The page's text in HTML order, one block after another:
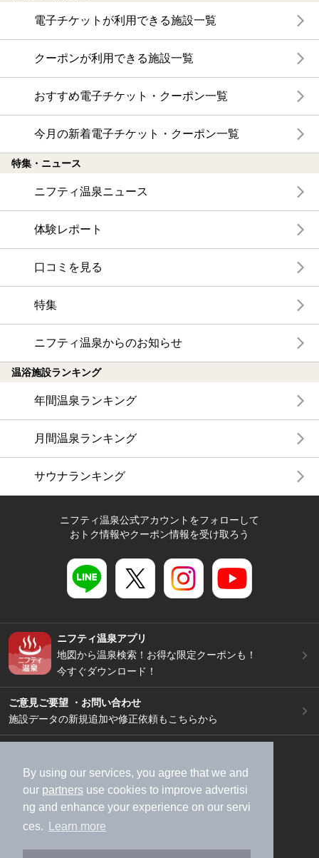
By using our services, you agree that we and
our partners use cookies to improve advertisi
ng and enhance your experience on our servi
ces.
Learn more
電子チケットが利用できる施設一覧
クーポンが利用できる施設一覧
おすすめ電子チケット・クーポン一覧
今月の新着電子チケット・クーポン一覧
特集・ニュース
ニフティ温泉ニュース
体験レポート
口コミを見る
特集
ニフティ温泉からのお知らせ
温浴施設ランキング
年間温泉ランキング
月間温泉ランキング
サウナランキング
ニフティ温泉公式アカウントをフォローして
おトク情報やクーポン情報を受け取ろう
ニフティ温泉アプリ
地図から温泉検索！お得な限定クーポンも！
今すぐダウンロード！
ご意見ご要望 ・お問い合わせ
施設データの新規追加や修正依頼もこちらから
加盟店募集（資料請求）
広告出稿のご案内
利用規約
ライフスタイルMEMBERS+規約
特定商取引法に基づく表記
ヘルプ
採用情報
運営会社